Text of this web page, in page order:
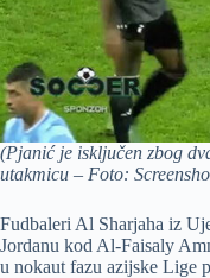
(Pjanić je isključen zbog
utakmicu – Foto:
Fudbaleri Al Sharjaha iz
Jordanu kod Al-Faisaly
u nokaut fazu azijske Lige